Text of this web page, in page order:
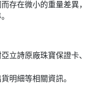
存在微小的重量差異，
立詩原廠珠寶保證卡、
明細等相關資訊。